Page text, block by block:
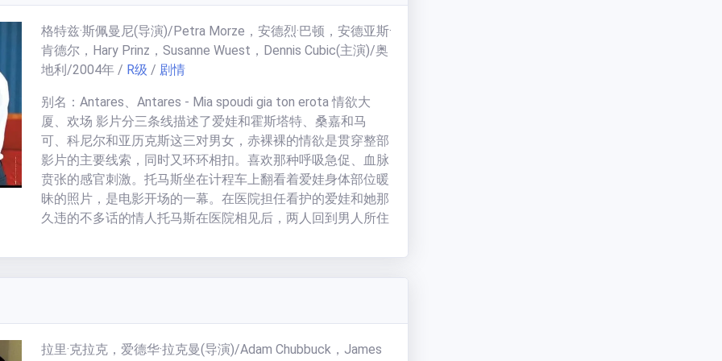
大，让人真想狠狠亲一把。
格特兹·斯佩曼尼(导演)/Petra Morze，安德烈·巴顿，安德亚斯·
肯德尔，Hary Prinz，Susanne Wuest，Dennis Cubic(主演)/奥
地利/2004年 / R级 / 剧情
别名：Antares、Antares - Mia spoudi gia ton erota 情欲大
厦、欢场 影片分三条线描述了爱娃和霍斯塔特、桑嘉和马
可、科尼尔和亚历克斯这三对男女，赤裸裸的情欲是贯穿整部
影片的主要线索，同时又环环相扣。喜欢那种呼吸急促、血脉
贲张的感官刺激。托马斯坐在计程车上翻看着爱娃身体部位暖
昧的照片，是电影开场的一幕。在医院担任看护的爱娃和她那
久违的不多话的情人托马斯在医院相见后，两人回到男人所住
性表露到极致。男人习惯在欢场后用相机记录下他们爱的痕
缠绵缱绻，只因爱娃说过她希望别人看着他们。 你只需看上
拉里·克拉克，爱德华·拉克曼(导演)/Adam Chubbuck，James